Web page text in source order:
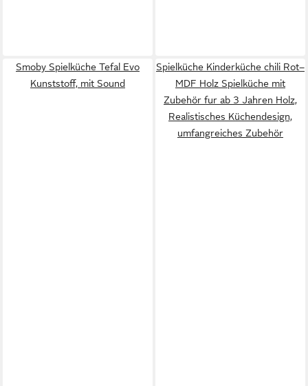
Smoby Spielküche Tefal Evo
Kunststoff, mit Sound
Spielküche Kinderküche chili Rot–
MDF Holz Spielküche mit
Zubehör fur ab 3 Jahren Holz,
Realistisches Küchendesign,
umfangreiches Zubehör